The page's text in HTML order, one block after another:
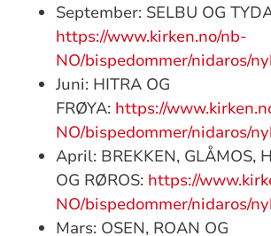
September: SELBU OG
https://www.kirken.no/nb-
NO/bispedommer/nidaros/
Juni: HITRA OG
FRØYA: https://
NO/bispedommer/nidaros/
April: BREKKEN, GLÅMOS,
OG RØROS: https://
NO/bispedommer/nidaros/
Mars: OSEN, ROAN OG